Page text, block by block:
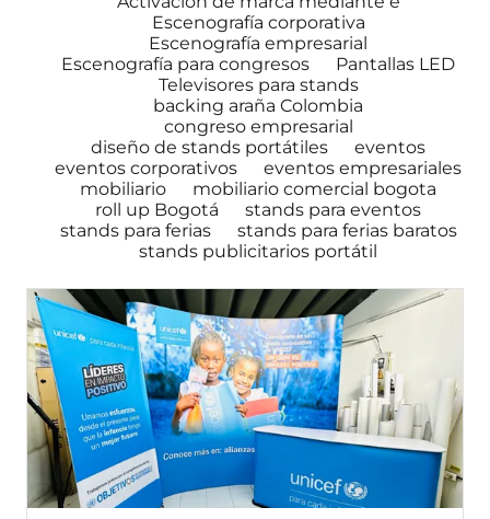
Escenografía corporativa
Escenografía empresarial
Escenografía para congresos
Pantallas LED
Televisores para stands
backing araña Colombia
congreso empresarial
diseño de stands portátiles
eventos
eventos corporativos
eventos empresariales
mobiliario
mobiliario comercial bogota
roll up Bogotá
stands para eventos
stands para ferias
stands para ferias baratos
stands publicitarios portátil